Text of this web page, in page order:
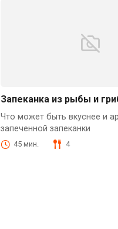
Запеканка из рыбы и
Что может быть вкуснее и
запеченной запеканки
45 мин. 4